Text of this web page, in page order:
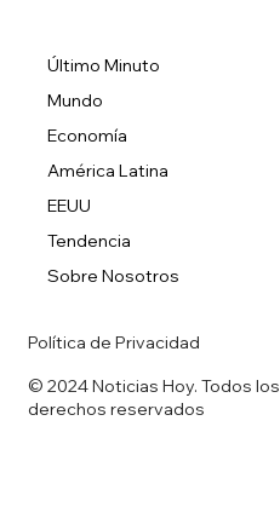
Último Minuto
Mundo
Economía
América Latina
EEUU
Tendencia
Sobre Nosotros
Política de Privacidad
© 2024 Noticias Hoy. Todos los
derechos reservados